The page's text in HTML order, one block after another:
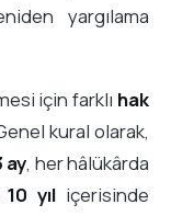
yargılama
için farklı hak
kural olarak,
ay, her hâlükârda
10 yıl içerisinde